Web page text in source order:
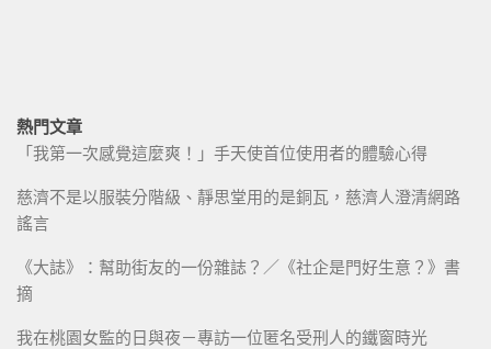
熱門文章
「我第一次感覺這麼爽！」手天使首位使用者的體驗心得
慈濟不是以服裝分階級、靜思堂用的是銅瓦，慈濟人澄清網路
謠言
《大誌》：幫助街友的一份雜誌？／《社企是門好生意？》書
摘
我在桃園女監的日與夜－專訪一位匿名受刑人的鐵窗時光